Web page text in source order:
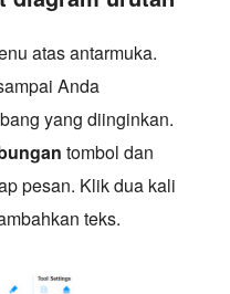
atas antarmuka.
Anda
yang diinginkan.
tombol dan
pesan. Klik dua kali
teks.